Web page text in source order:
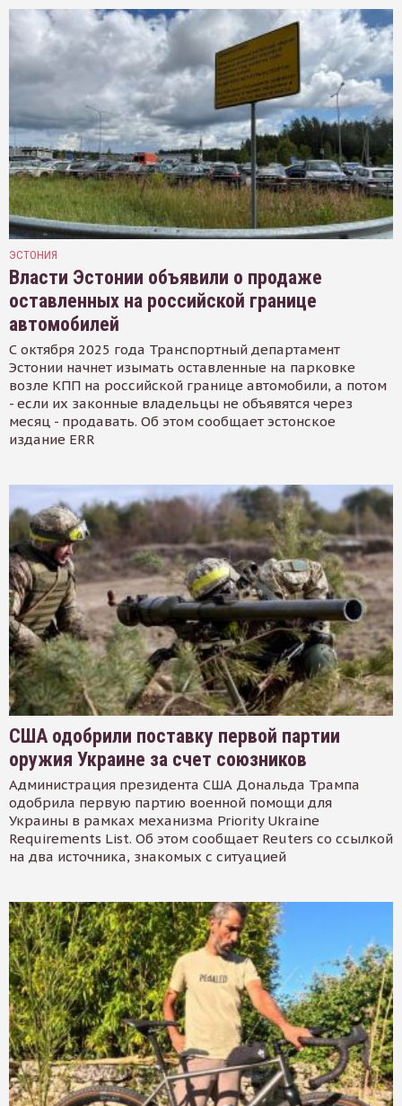
ЭСТОНИЯ
Власти Эстонии объявили о продаже
оставленных на российской границе
автомобилей
С октября 2025 года Транспортный департамент
Эстонии начнет изымать оставленные на парковке
возле КПП на российской границе автомобили, а потом
- если их законные владельцы не объявятся через
месяц - продавать. Об этом сообщает эстонское
издание ERR
США одобрили поставку первой партии
оружия Украине за счет союзников
Администрация президента США Дональда Трампа
одобрила первую партию военной помощи для
Украины в рамках механизма Priority Ukraine
Requirements List. Об этом сообщает Reuters со ссылкой
на два источника, знакомых с ситуацией